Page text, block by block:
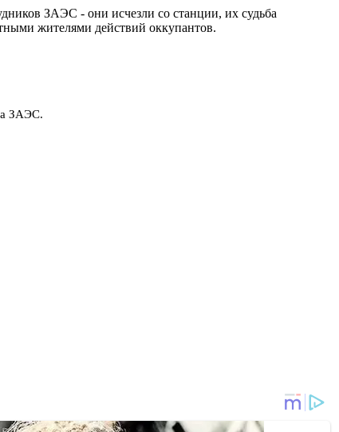
ЗАЭС - они исчезли со станции, их судьба
жителями действий оккупантов.
ЗАЭС.